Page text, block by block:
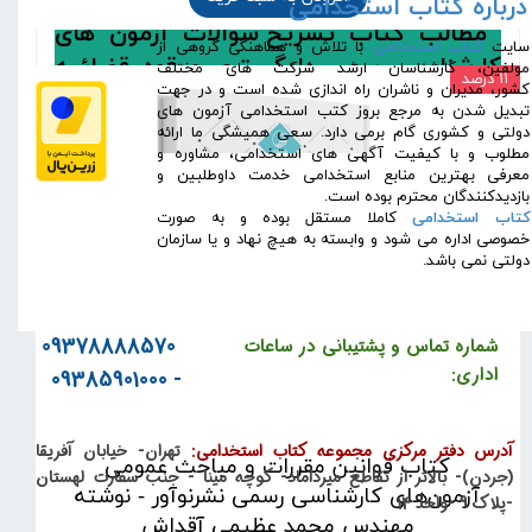
مطالب کتابتشریح سؤالات آزمون های
کارشناسی رسمی دادگستری و قوه قضائیه
رشته مهندسی آببه شرح زیر می باشد:
آزمون های کارشناس رسمی دادگستری مهندسی
آب به همراه پاسخنامه از سال 1370 تا 1398
(ارسال رایگان با پست پیشتاز به سراسر
کشور برای خرید های بالای 5 میلیون تومان)
کتاب قوانین مقررات و مباحث عمومی
آزمون‌های کارشناسی رسمی نشرنوآور - نوشته
۱۱ درصد
درباره کتاب استخدامی
​سایتکتاب استخدامیبا تلاش و هماهنگی گروهی از
مولفین، کارشناسان ارشد شرکت های مختلف
کشور، مدیران و ناشران راه اندازی شده است و در جهت
تبدیل شدن به مرجع بروز کتب استخدامی آزمون های
دولتی و کشوری گام برمی دارد. سعی همیشگی ما ارائه
مطلوب و با کیفیت آگهی های استخدامی، مشاوره و
معرفی بهترین منابع استخدامی خدمت داوطلبین و
بازدیدکنندگان محترم بوده است.
کتاب استخدامیکاملا مستقل بوده و به صورت
خصوصی اداره می شود و وابسته به هیچ نهاد و یا سازمان
دولتی نمی باشد.
شماره تماس و پشتیبانی در ساعات
اداری:
09378888570
- 09385901000
آدرس دفتر مرکزی مجموعه کتاب استخدامی: تهران- خیابان آفریقا
(جردن)- بالاتر از تقاطع میرداماد- کوچه مینا - جنب سفارت لهستان
-پلاک 9 -واحد 14